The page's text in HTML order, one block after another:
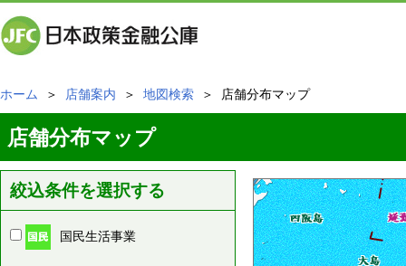
ホーム ＞ 店舗案内 ＞ 地図検索 ＞ 店舗分布マップ
店舗分布マップ
絞込条件を選択する
国民生活事業